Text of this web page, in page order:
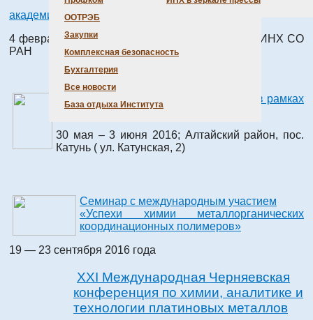
ООТРЭБ
Закупки
Комплексная безопасность
Бухгалтерия
Все новости
База отдыха Института
академика Федора Андреевича Кузнецова
4 февраля 2016, Новосибирск, Конференц-зал ИНХ СО
РАН
Семинар с международным участием в рамках
программы «CLUSPOM-1»
30 мая – 3 июня 2016; Алтайский район, пос.
Катунь ( ул. Катунская, 2)
Семинар с международным участием
«Успехи химии металлорганических
координационных полимеров»
19 — 23 сентября 2016 года
XXI Международная Черняевская
конференция по химии, аналитике и
технологии платиновых металлов